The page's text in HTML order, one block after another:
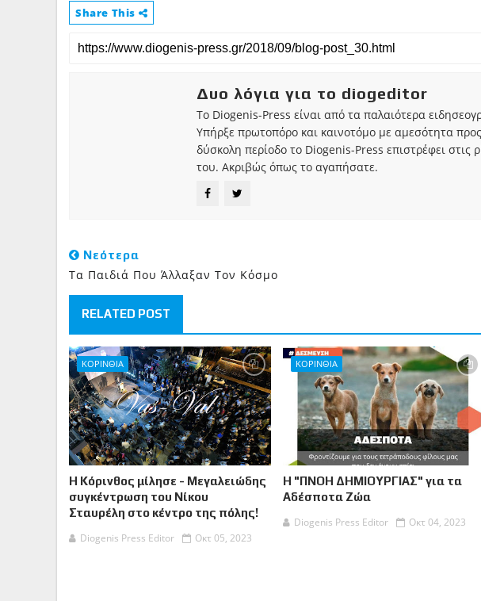
Share This
Δυο λόγια για το diogeditor
Το Diogenis-Press είναι από τα παλαιότερα
Υπήρξε πρωτοπόρο και καινοτόμο με αμεσότητα
δύσκολη περίοδο το Diogenis-Press επιστρέφει στις
του. Ακριβώς όπως το αγαπήσατε.
Νεότερα
Τα Παιδιά Που Άλλαξαν Τον Κόσμο
RELATED POST
ΚΟΡΙΝΘΙΑ
Η Κόρινθος μίλησε - Μεγαλειώδης
συγκέντρωση του Νίκου
Σταυρέλη στο κέντρο της πόλης!
Diogenis Press Editor
Οκτ 05, 2023
ΚΟΡΙΝΘΙΑ
Η "ΠΝΟΗ ΔΗΜΙΟΥΡΓΙΑΣ" για τα
Αδέσποτα Ζώα
Diogenis Press Editor
Οκτ 04, 2023